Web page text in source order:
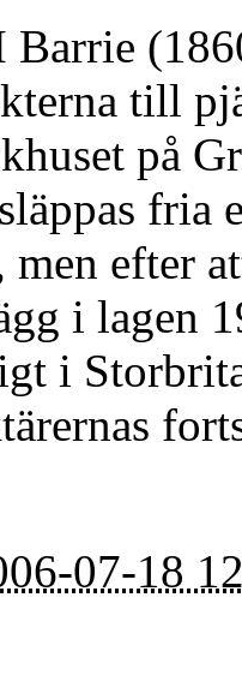
Barrie
till
på
fria
men efter
i lagen
i
07-18